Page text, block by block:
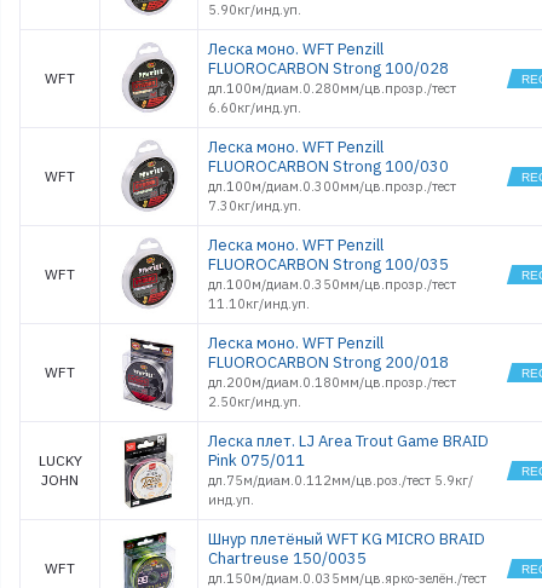
5.90кг/инд.уп.
WFT
Леска моно. WFT Penzill
FLUOROCARBON Strong 100/028
дл.100м/диам.0.280мм/цв.прозр./тест
6.60кг/инд.уп.
WFT
Леска моно. WFT Penzill
FLUOROCARBON Strong 100/030
дл.100м/диам.0.300мм/цв.прозр./тест
7.30кг/инд.уп.
WFT
Леска моно. WFT Penzill
FLUOROCARBON Strong 100/035
дл.100м/диам.0.350мм/цв.прозр./тест
11.10кг/инд.уп.
WFT
Леска моно. WFT Penzill
FLUOROCARBON Strong 200/018
дл.200м/диам.0.180мм/цв.прозр./тест
2.50кг/инд.уп.
LUCKY
JOHN
Леска плет. LJ Area Trout Game BRAID
Pink 075/011
дл.75м/диам.0.112мм/цв.роз./тест 5.9кг/
инд.уп.
WFT
Шнур плетёный WFT KG MICRO BRAID
Chartreuse 150/0035
дл.150м/диам.0.035мм/цв.ярко-зелён./тест